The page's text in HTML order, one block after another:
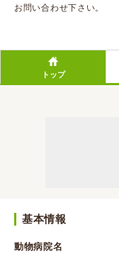
お問い合わせ下さい。
トップ
基本情報
動物病院名